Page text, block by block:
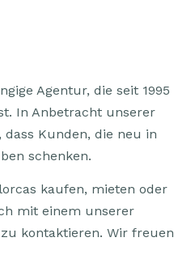
Agentur, die seit 1995
In Anbetracht unserer
Kunden, die neu in
schenken.
kaufen, mieten oder
mit einem unserer
kontaktieren. Wir freuen